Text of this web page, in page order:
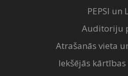
PEPSI un
Auditoriju
Atrašanās vieta
Iekšējās